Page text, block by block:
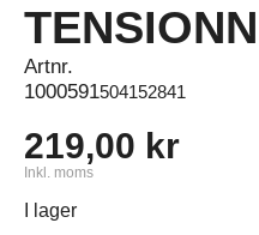
Artnr.
1000591504152841
219,00 kr
Inkl. moms
I lager